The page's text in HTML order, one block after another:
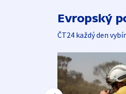
Evropský
ČT24 každý den